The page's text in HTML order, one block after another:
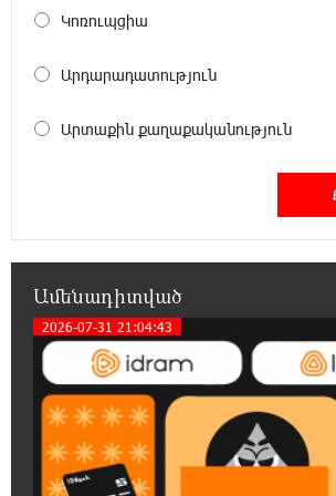
զորակցություն է
Ավտովթար՝ Կոտայքի
Եղվարդ ճանապարհին
20:08:02 6-08-2026
Արժևորվում է Շիրակի
բանահյուսությունը
19:42:39 6-08-2026
Վրաստանում պետական
կաշառելու փորձի համար
ձերբակալվել
Կոռուպցիա
Արդարադատություն
Արտաքին քաղաքականություն
Ամենադիտված
2026-07-31 21:04:43